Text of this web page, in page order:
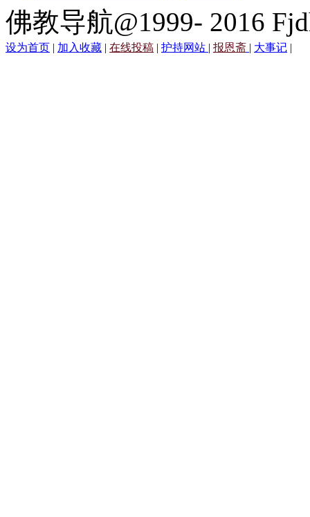
佛教导航@1999- 2016
设为首页 | 加入收藏 | 在线投稿 | 护持网站 | 报恩斋 | 大事记 |